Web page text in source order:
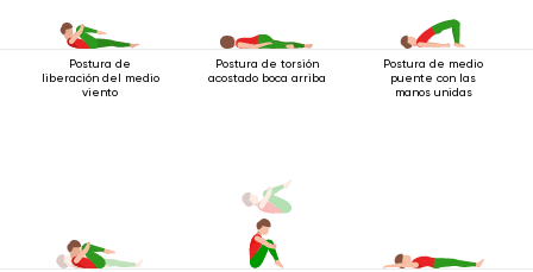
Postura de
liberación del medio
viento
Postura de torsión
acostado boca arriba
Postura de medio
puente con las
manos unidas